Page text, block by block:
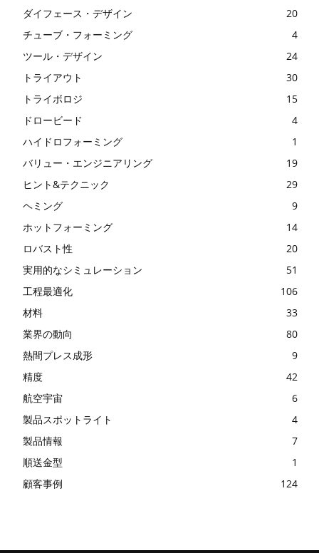
ダイフェース・デザイン
20
チューブ・フォーミング
4
ツール・デザイン
24
トライアウト
30
トライボロジ
15
ドロービード
4
ハイドロフォーミング
1
バリュー・エンジニアリング
19
ヒント&テクニック
29
ヘミング
9
ホットフォーミング
14
ロバスト性
20
実用的なシミュレーション
51
工程最適化
106
材料
33
業界の動向
80
熱間プレス成形
9
精度
42
航空宇宙
6
製品スポットライト
4
製品情報
7
順送金型
1
顧客事例
124